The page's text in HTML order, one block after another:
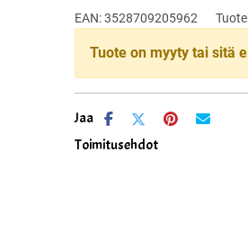
EAN:3528709205962
Tuote on myyty tai sitä
Jaa
Toimitusehdot